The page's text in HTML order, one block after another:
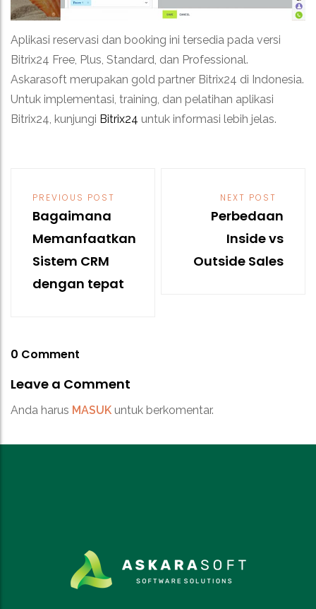
Aplikasi reservasi dan booking ini tersedia pada versi
Bitrix24 Free, Plus, Standard, dan Professional.
Askarasoft merupakan gold partner Bitrix24 di Indonesia.
Untuk implementasi, training, dan pelatihan aplikasi
Bitrix24, kunjungi Bitrix24 untuk informasi lebih jelas.
navigation
PREVIOUS POST
Bagaimana
Memanfaatkan
Sistem CRM
dengan tepat
NEXT POST
Perbedaan
Inside vs
Outside Sales
0 Comment
Leave a Comment
Anda harus MASUK untuk berkomentar.